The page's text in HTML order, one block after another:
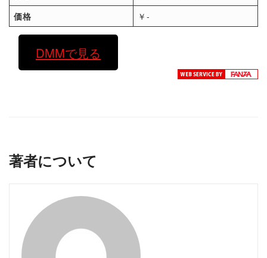
価格
￥-
DMMで見る
著者について